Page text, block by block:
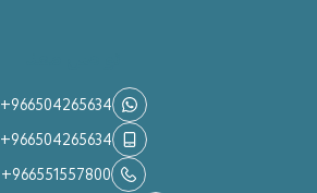
+966504265634
+966504265634
+966551557800